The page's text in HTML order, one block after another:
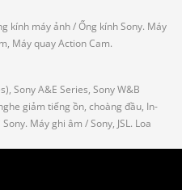
kính máy ảnh / Ống kính Sony. Máy
Máy quay Action Cam.
Sony A&E Series, Sony W&B
giảm tiếng ồn, choàng đầu, In-
Máy ghi âm / Sony, JSL. Loa